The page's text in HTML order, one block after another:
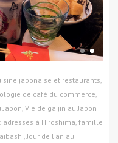
japonaise et restaurants,
de café du commerce,
Japon, Vie de gaijin au Japon
adresses à Hiroshima, famille
,Jour de l'an au